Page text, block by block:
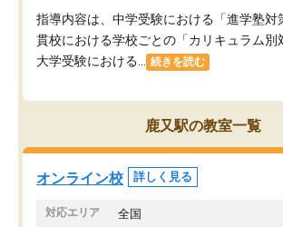
指導内容は、中学受験における「進学塾対
貫校における学校ごとの「カリキュラム別
大学受験における...
続きを読む
鹿又駅の教室一覧
オンライン校 詳しく見る
対応エリア 全国